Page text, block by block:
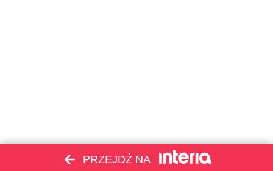
PRZEJDŹ NA